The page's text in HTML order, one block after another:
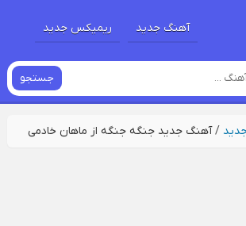
آهنگ جدید ریمیکس جدید
جستجو
/آهنگ جدید جنگه جنگه از ماهان خادمی